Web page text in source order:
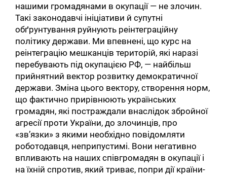
нашими громадянами в окупації — не злочин.
Такі законодавчі ініціативи й супутні
обґрунтування руйнують реінтеграційну
політику держави. Ми впевнені, що курс на
реінтеграцію мешканців територій, які наразі
перебувають під окупацією РФ, — найбільш
прийнятний вектор розвитку демократичної
держави. Зміна цього вектору, створення норм,
що фактично прирівнюють українських
громадян, які постраждали внаслідок збройної
агресії проти України, до злочинців, про
«зв’язки» з якими необхідно повідомляти
роботодавця, неприпустимі. Вони негативно
впливають на наших співгромадян в окупації і
на їхній спротив, який триває, попри дії країни-